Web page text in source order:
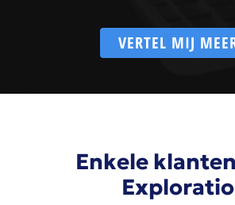
VERTEL MIJ
Enkele
Exploratio